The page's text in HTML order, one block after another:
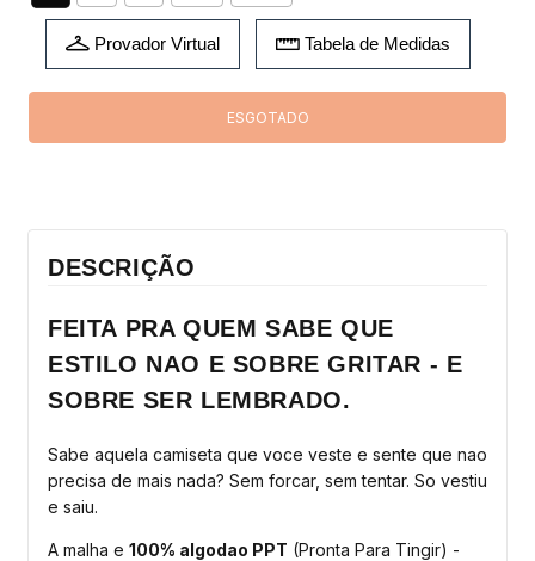
Provador Virtual Tabela de Medidas
DESCRIÇÃO
FEITA PRA QUEM SABE QUE
ESTILO NAO E SOBRE GRITAR - E
SOBRE SER LEMBRADO.
Sabe aquela camiseta que voce veste e sente que nao
precisa de mais nada? Sem forcar, sem tentar. So vestiu
e saiu.
A malha e 100% algodao PPT (Pronta Para Tingir) -